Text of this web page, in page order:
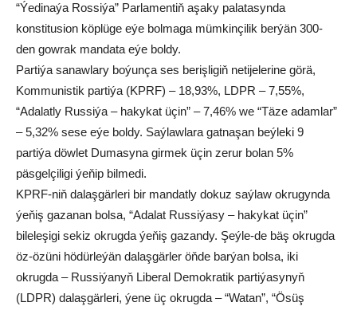
“Ýedinaýa Rossiýa” Parlamentiň aşaky palatasynda
konstitusion köplüge eýe bolmaga mümkinçilik berýän 300-
den gowrak mandata eýe boldy.
Partiýa sanawlary boýunça ses berişligiň netijelerine görä,
Kommunistik partiýa (KPRF) – 18,93%, LDPR – 7,55%,
“Adalatly Russiýa – hakykat üçin” – 7,46% we “Täze adamlar”
– 5,32% sese eýe boldy. Saýlawlara gatnaşan beýleki 9
partiýa döwlet Dumasyna girmek üçin zerur bolan 5%
päsgelçiligi ýeňip bilmedi.
KPRF-niň dalaşgärleri bir mandatly dokuz saýlaw okrugynda
ýeňiş gazanan bolsa, “Adalat Russiýasy – hakykat üçin”
bileleşigi sekiz okrugda ýeňiş gazandy. Şeýle-de bäş okrugda
öz-özüni hödürleýän dalaşgärler öňde barýan bolsa, iki
okrugda – Russiýanyň Liberal Demokratik partiýasynyň
(LDPR) dalaşgärleri, ýene üç okrugda – “Watan”, “Ösüş